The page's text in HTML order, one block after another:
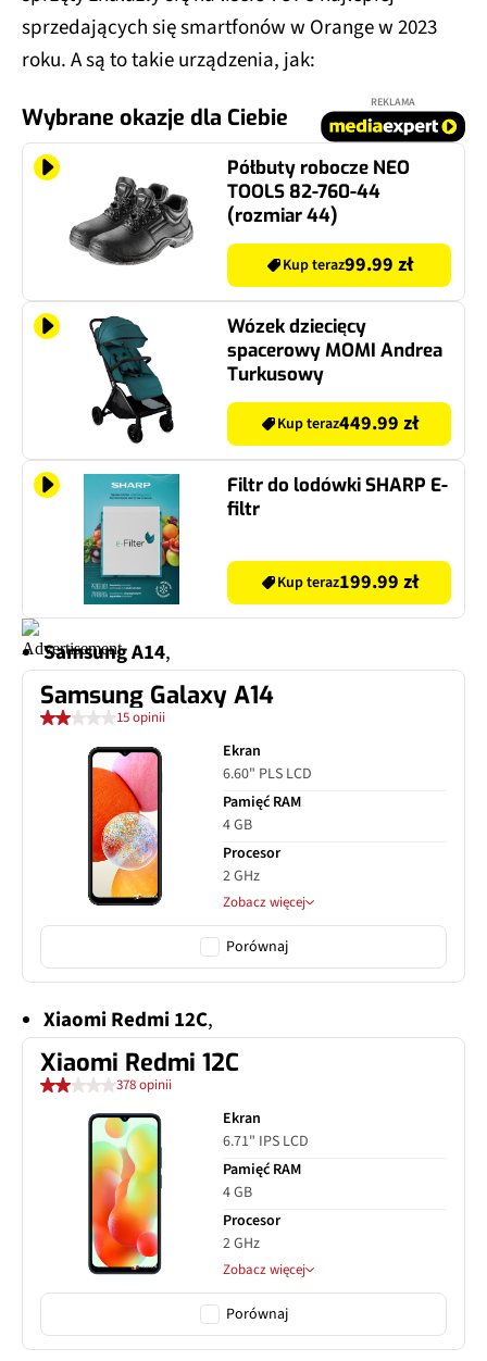
sprzedających się smartfonów w Orange w 2023
roku. A są to takie urządzenia, jak:
Wybrane okazje dla Ciebie
REKLAMA
Półbuty robocze NEO
TOOLS 82-760-44
(rozmiar 44)
Kup teraz99.99 zł
Wózek dziecięcy
spacerowy MOMI Andrea
Turkusowy
Kup teraz449.99 zł
Filtr do lodówki SHARP E-
filtr
Kup teraz199.99 zł
Samsung A14,
Samsung Galaxy A14
15 opinii
Ekran
6.60" PLS LCD
Pamięć RAM
4 GB
Procesor
2 GHz
Zobacz więcej
Porównaj
Xiaomi Redmi 12C,
Xiaomi Redmi 12C
378 opinii
Ekran
6.71" IPS LCD
Pamięć RAM
4 GB
Procesor
2 GHz
Zobacz więcej
Porównaj